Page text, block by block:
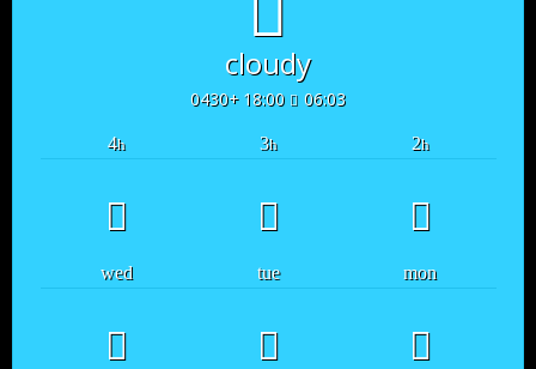
cloudy
06:03
18:00 +0430
2h
3h
4h
mon
tue
wed